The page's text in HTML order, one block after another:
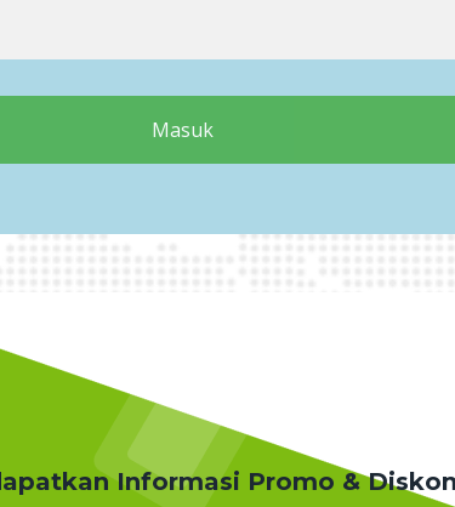
Masuk
Informasi Promo &